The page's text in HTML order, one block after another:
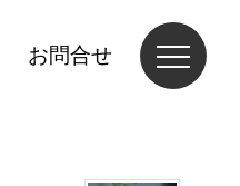
お問合せ